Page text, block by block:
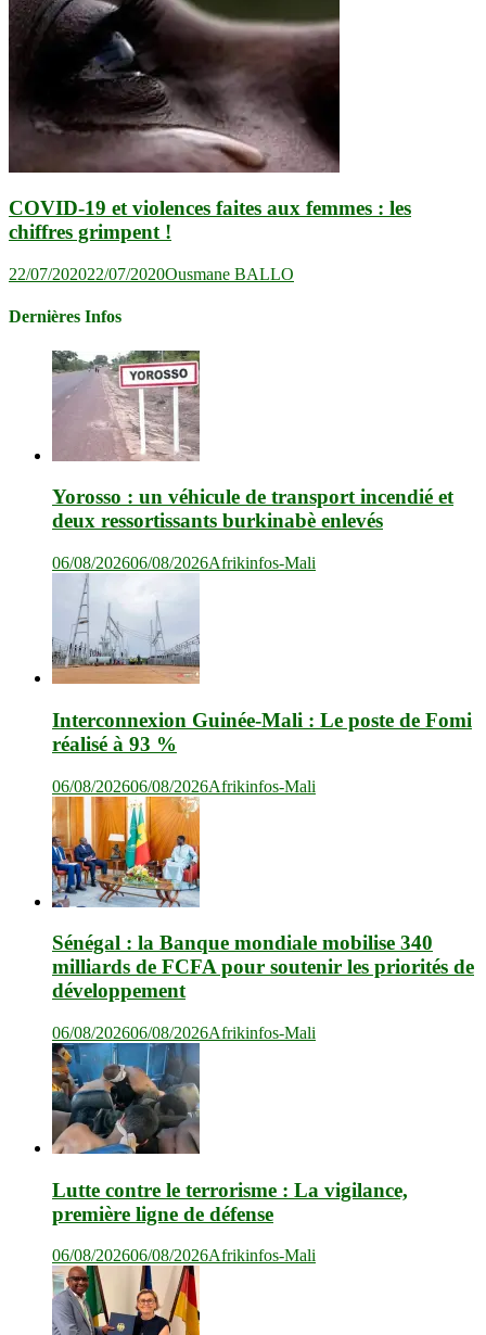
COVID-19 et violences faites aux femmes : les
chiffres grimpent !
22/07/202022/07/2020Ousmane BALLO
Dernières Infos
Yorosso : un véhicule de transport incendié et
deux ressortissants burkinabè enlevés
06/08/202606/08/2026Afrikinfos-Mali
Interconnexion Guinée-Mali : Le poste de Fomi
réalisé à 93 %
06/08/202606/08/2026Afrikinfos-Mali
Sénégal : la Banque mondiale mobilise 340
milliards de FCFA pour soutenir les priorités de
développement
06/08/202606/08/2026Afrikinfos-Mali
Lutte contre le terrorisme : La vigilance,
première ligne de défense
06/08/202606/08/2026Afrikinfos-Mali